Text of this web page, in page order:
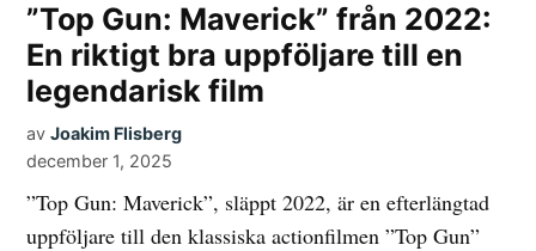
”Top Gun: Maverick” från 2022:
En riktigt bra uppföljare till en
legendarisk film
av Joakim Flisberg
december 1, 2025
”Top Gun: Maverick”, släppt 2022, är en efterlängtad
uppföljare till den klassiska actionfilmen ”Top Gun”